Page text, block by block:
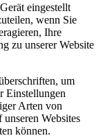
eingestellt
wenn Sie
Ihre
zu unserer Website
um
Einstellungen
Arten von
Websites
können.